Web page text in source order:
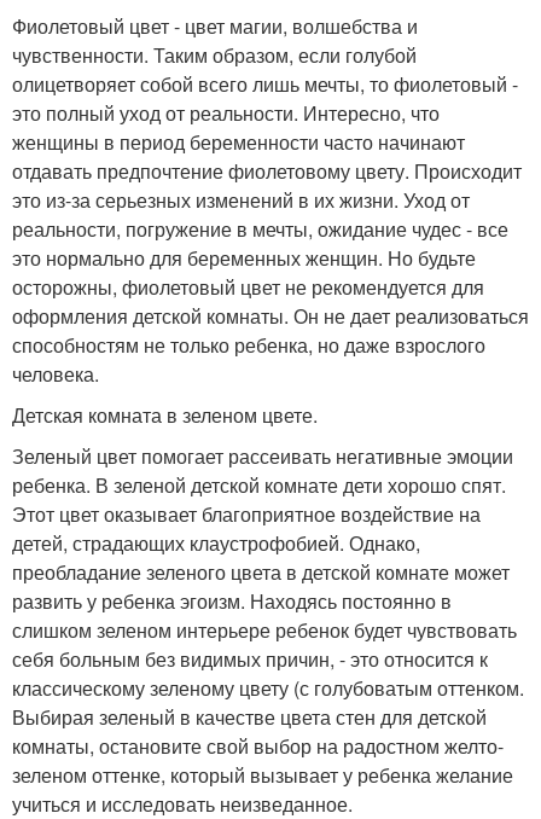
Фиолетовый цвет - цвет магии, волшебства и
чувственности. Таким образом, если голубой
олицетворяет собой всего лишь мечты, то фиолетовый -
это полный уход от реальности. Интересно, что
женщины в период беременности часто начинают
отдавать предпочтение фиолетовому цвету. Происходит
это из-за серьезных изменений в их жизни. Уход от
реальности, погружение в мечты, ожидание чудес - все
это нормально для беременных женщин. Но будьте
осторожны, фиолетовый цвет не рекомендуется для
оформления детской комнаты. Он не дает реализоваться
способностям не только ребенка, но даже взрослого
человека.
Детская комната в зеленом цвете.
Зеленый цвет помогает рассеивать негативные эмоции
ребенка. В зеленой детской комнате дети хорошо спят.
Этот цвет оказывает благоприятное воздействие на
детей, страдающих клаустрофобией. Однако,
преобладание зеленого цвета в детской комнате может
развить у ребенка эгоизм. Находясь постоянно в
слишком зеленом интерьере ребенок будет чувствовать
себя больным без видимых причин, - это относится к
классическому зеленому цвету (с голубоватым оттенком.
Выбирая зеленый в качестве цвета стен для детской
комнаты, остановите свой выбор на радостном желто-
зеленом оттенке, который вызывает у ребенка желание
учиться и исследовать неизведанное.